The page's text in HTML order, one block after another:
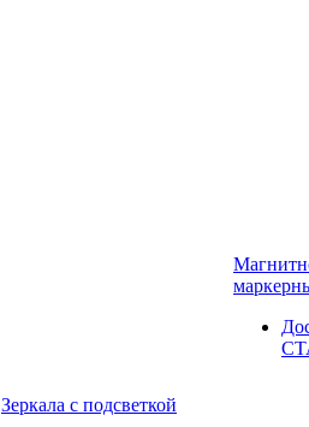
Зеркала с подсветкой